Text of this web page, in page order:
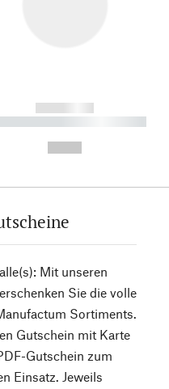
------------
----------- ----------
Mit unseren
Sie die volle
Sortiments.
Gutschein mit Karte
Gutschein zum
Einsatz. Jeweils